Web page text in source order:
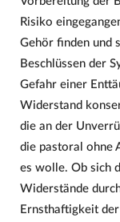
Risiko
Gehör finden und
Beschlüssen der
Gefahr einer
Widerstand
die an der
die pastoral ohne
es wolle. Ob sich
Widerstände
Ernsthaftigkeit